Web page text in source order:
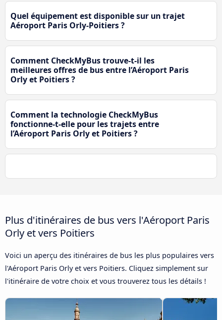
Quel équipement est disponible sur un trajet
Aéroport Paris Orly-Poitiers ?
Comment CheckMyBus trouve-t-il les
meilleures offres de bus entre l’Aéroport Paris
Orly et Poitiers ?
Comment la technologie CheckMyBus
fonctionne-t-elle pour les trajets entre
l’Aéroport Paris Orly et Poitiers ?
Plus d'itinéraires de bus vers l'Aéroport Paris
Orly et vers Poitiers
Voici un aperçu des itinéraires de bus les plus populaires vers
l'Aéroport Paris Orly et vers Poitiers. Cliquez simplement sur
l'itinéraire de votre choix et vous trouverez tous les détails !